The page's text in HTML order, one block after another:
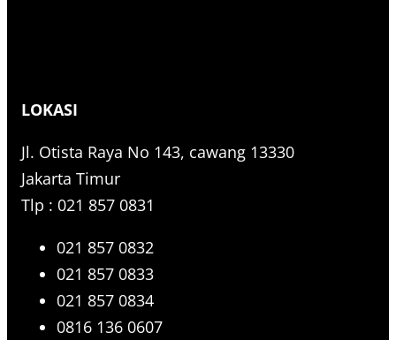
LOKASI
Jl. Otista Raya No 143, cawang 13330
Jakarta Timur
Tlp : 021 857 0831
021 857 0832
021 857 0833
021 857 0834
0816 136 0607